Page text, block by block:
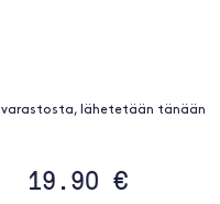
varastosta, lähetetään tänään
19.90 €